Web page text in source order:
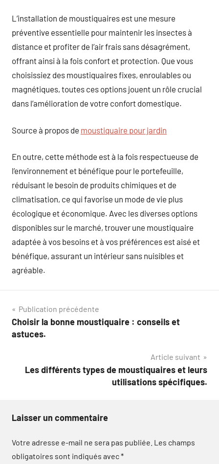
L’installation de moustiquaires est une mesure
préventive essentielle pour maintenir les insectes à
distance et profiter de l’air frais sans désagrément,
offrant ainsi à la fois confort et protection. Que vous
choisissiez des moustiquaires fixes, enroulables ou
magnétiques, toutes ces options jouent un rôle crucial
dans l’amélioration de votre confort domestique.
Source à propos de moustiquaire pour jardin
En outre, cette méthode est à la fois respectueuse de
l’environnement et bénéfique pour le portefeuille,
réduisant le besoin de produits chimiques et de
climatisation, ce qui favorise un mode de vie plus
écologique et économique. Avec les diverses options
disponibles sur le marché, trouver une moustiquaire
adaptée à vos besoins et à vos préférences est aisé et
bénéfique, assurant un intérieur sans nuisibles et
agréable.
Navigation
de
Publication précédente
Choisir la bonne moustiquaire : conseils et
astuces.
Article suivant
Les différents types de moustiquaires et leurs
utilisations spécifiques.
Laisser un commentaire
Votre adresse e-mail ne sera pas publiée. Les champs
obligatoires sont indiqués avec*